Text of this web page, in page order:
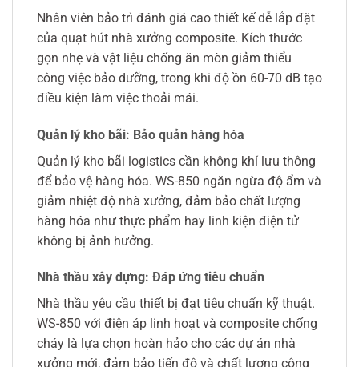
Nhân viên bảo trì đánh giá cao thiết kế dễ lắp đặt
của quạt hút nhà xưởng composite. Kích thước
gọn nhẹ và vật liệu chống ăn mòn giảm thiểu
công việc bảo dưỡng, trong khi độ ồn 60-70 dB tạo
điều kiện làm việc thoải mái.
Quản lý kho bãi: Bảo quản hàng hóa
Quản lý kho bãi logistics cần không khí lưu thông
để bảo vệ hàng hóa. WS-850 ngăn ngừa độ ẩm và
giảm nhiệt độ nhà xưởng, đảm bảo chất lượng
hàng hóa như thực phẩm hay linh kiện điện tử
không bị ảnh hưởng.
Nhà thầu xây dựng: Đáp ứng tiêu chuẩn
Nhà thầu yêu cầu thiết bị đạt tiêu chuẩn kỹ thuật.
WS-850 với điện áp linh hoạt và composite chống
cháy là lựa chọn hoàn hảo cho các dự án nhà
xưởng mới, đảm bảo tiến độ và chất lượng công